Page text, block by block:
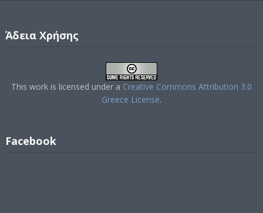
Άδεια Χρήσης
This work is licensed under a Creative Commons Attribution 3.0
Greece License.
Facebook